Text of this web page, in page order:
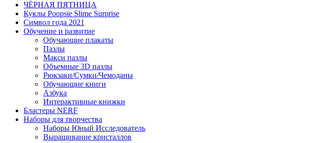
ЧЁРНАЯ ПЯТНИЦА
Куклы Poopsie Slime Surprise
Символ года 2021
Обучение и развитие
Обучающие плакаты
Пазлы
Макси пазлы
Объемные 3D пазлы
Рюкзаки/Сумки/Чемоданы
Обучающие книги
Азбука
Интерактивные книжки
Бластеры NERF
Наборы для творчества
Наборы Юный Исследователь
Выращивание кристаллов